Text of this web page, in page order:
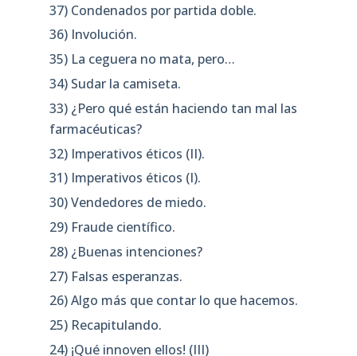
37) Condenados por partida doble.
36) Involución.
35) La ceguera no mata, pero…
34) Sudar la camiseta.
33) ¿Pero qué están haciendo tan mal las
farmacéuticas?
32) Imperativos éticos (II).
31) Imperativos éticos (I).
30) Vendedores de miedo.
29) Fraude científico.
28) ¿Buenas intenciones?
27) Falsas esperanzas.
26) Algo más que contar lo que hacemos.
25) Recapitulando.
24) ¡Qué innoven ellos! (III)